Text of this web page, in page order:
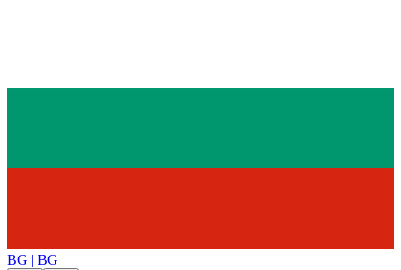
BG | BG